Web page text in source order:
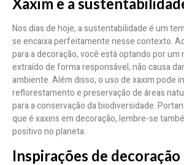
Nos dias de hoje, a sustentabilidade é um
se encaixa perfeitamente nesse contexto.
para a decoração, você está optando por um
extraído de forma responsável, não causa
ambiente. Além disso, o uso de xaxim pode
reflorestamento e preservação de áreas
para a conservação da biodiversidade.
que é xaxins em decoração, lembre-se
positivo no planeta.
Inspirações de